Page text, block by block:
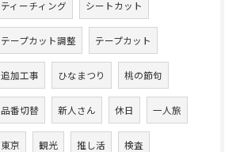
ティーチィング シートカット
テープカット調整 テープカット
追加工事 ひなまつり 桃の節句
品番切替 新人さん 休日 一人旅
東京 観光 推し活 検査